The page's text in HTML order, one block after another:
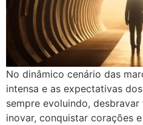
No dinâmico cenário das
intensa e as expectativas
sempre evoluindo,
inovar, conquistar corações